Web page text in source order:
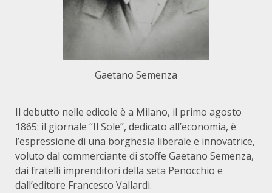
Gaetano Semenza
Il debutto nelle edicole è a Milano, il primo agosto
1865: il giornale “Il Sole”, dedicato all’economia, è
l’espressione di una borghesia liberale e innovatrice,
voluto dal commerciante di stoffe Gaetano Semenza,
dai fratelli imprenditori della seta Penocchio e
dall’editore Francesco Vallardi.